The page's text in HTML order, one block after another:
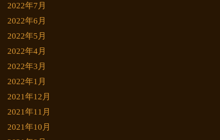
2022年7月
2022年6月
2022年5月
2022年4月
2022年3月
2022年1月
2021年12月
2021年11月
2021年10月